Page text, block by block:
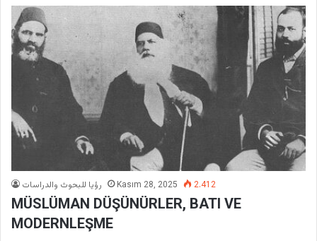
رؤيا للبحوث والدراسات Kasım 28, 2025 2.412
MÜSLÜMAN DÜŞÜNÜRLER, BATI VE
MODERNLEŞME